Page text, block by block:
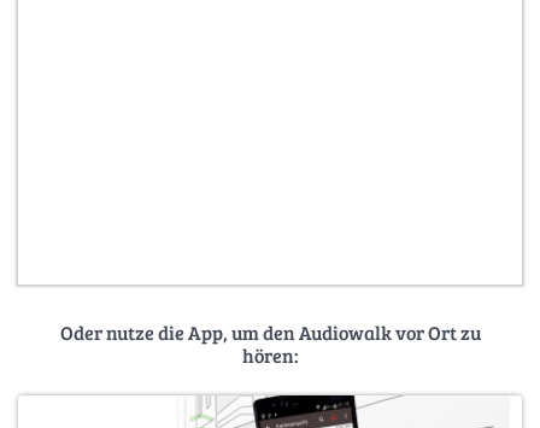
Oder nutze die App, um den Audiowalk vor Ort zu
hören: